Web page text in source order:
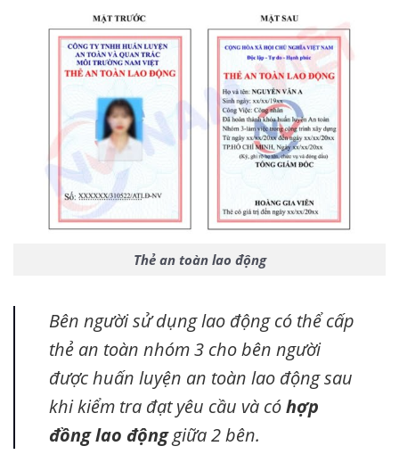
Thẻ an toàn lao động
Bên người sử dụng lao động có thể cấp
thẻ an toàn nhóm 3 cho bên người
được huấn luyện an toàn lao động sau
khi kiểm tra đạt yêu cầu và cóhợp
đồng lao độnggiữa 2 bên.